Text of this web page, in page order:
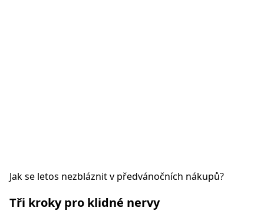
Jak se letos nezbláznit v předvánočních nákupů?
Tři kroky pro klidné nervy